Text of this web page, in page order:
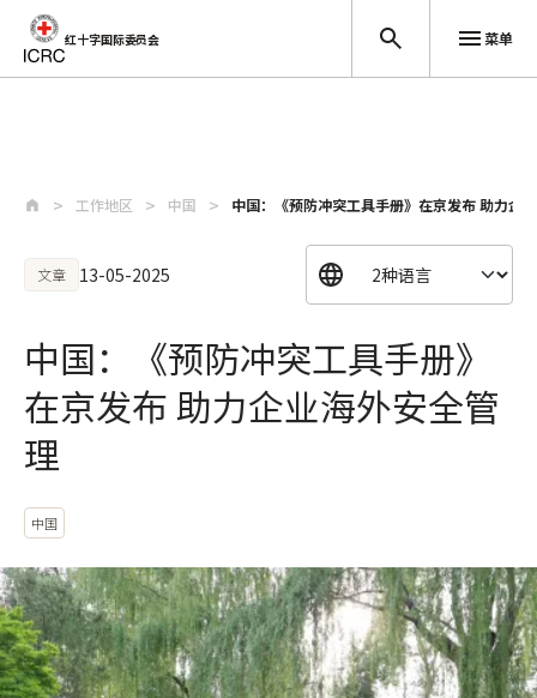
红十字国际委员会 菜单
工作地区 中国 中国：《预防冲突工具手册》在京发布 助力企
文章 13-05-2025
中国：《预防冲突工具手册》
在京发布 助力企业海外安全管
理
中国